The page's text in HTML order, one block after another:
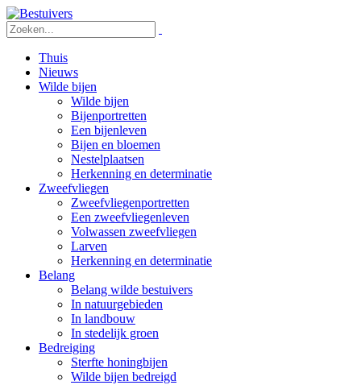
Thuis
Nieuws
Wilde bijen
Wilde bijen
Bijenportretten
Een bijenleven
Bijen en bloemen
Nestelplaatsen
Herkenning en determinatie
Zweefvliegen
Zweefvliegenportretten
Een zweefvliegenleven
Volwassen zweefvliegen
Larven
Herkenning en determinatie
Belang
Belang wilde bestuivers
In natuurgebieden
In landbouw
In stedelijk groen
Bedreiging
Sterfte honingbijen
Wilde bijen bedreigd